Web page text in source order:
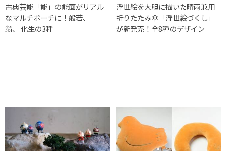
古典芸能「能」の能面がリアル
なマルチポーチに！般若、
翁、 化生の3種
浮世絵を大胆に描いた晴雨兼用
折りたたみ傘「浮世絵づくし」
が新発売！全8種のデザイン